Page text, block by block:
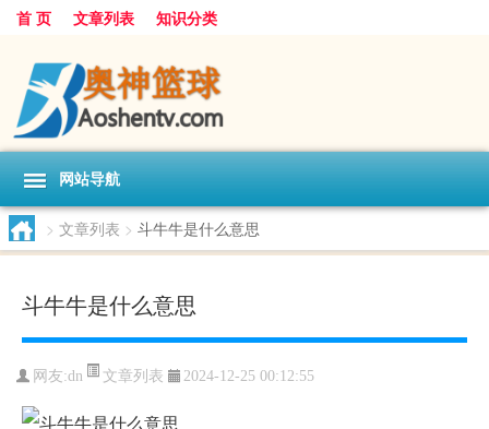
首 页 文章列表 知识分类
网站导航
> 文章列表 > 斗牛牛是什么意思
斗牛牛是什么意思
网友:dn 文章列表 2024-12-25 00:12:55